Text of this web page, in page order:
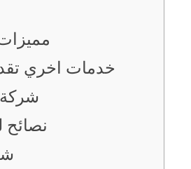
خدمات اخري
شركة
نصائح